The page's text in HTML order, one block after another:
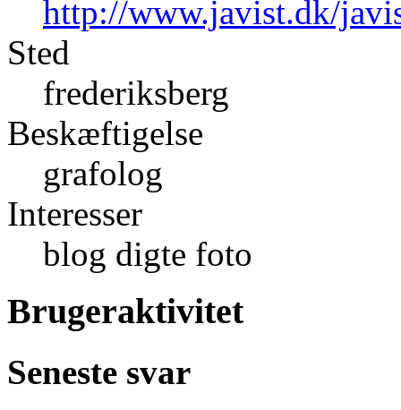
http://www.javist.dk/
Sted
frederiksberg
Beskæftigelse
grafolog
Interesser
blog digte foto
Brugeraktivitet
Seneste svar